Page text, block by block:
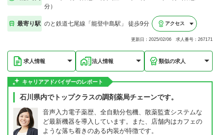
分）
最寄り駅 のと鉄道七尾線「能登中島駅」 徒歩9分 アクセス
更新日：2025/02/06 求人番号：267171
求人情報 法人情報 類似の求人
キャリアアドバイザーのレポート
石川県内でトップクラスの調剤薬局チェーンです。
音声入力電子薬歴、全自動分包機、散薬監査システムな
ど最新機器を導入しています。また、店舗内はカフェの
ような落ち着きのある内装が特徴です。